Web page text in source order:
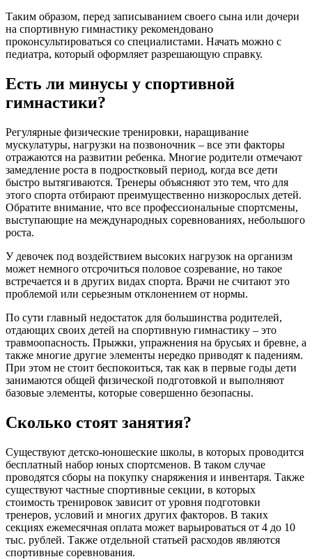
Таким образом, перед записыванием своего сына или дочери
на спортивную гимнастику рекомендовано
проконсультироваться со специалистами. Начать можно с
педиатра, который оформляет разрешающую справку.
Есть ли минусы у спортивной
гимнастики?
Регулярные физические тренировки, наращивание
мускулатуры, нагрузки на позвоночник – все эти факторы
отражаются на развитии ребенка. Многие родители отмечают
замедление роста в подростковый период, когда все дети
быстро вытягиваются. Тренеры объясняют это тем, что для
этого спорта отбирают преимущественно низкорослых детей.
Обратите внимание, что все профессиональные спортсмены,
выступающие на международных соревнованиях, небольшого
роста.
У девочек под воздействием высоких нагрузок на организм
может немного отсрочиться половое созревание, но такое
встречается и в других видах спорта. Врачи не считают это
проблемой или серьезным отклонением от нормы.
По сути главный недостаток для большинства родителей,
отдающих своих детей на спортивную гимнастику – это
травмоопасность. Прыжки, упражнения на брусьях и бревне, а
также многие другие элементы нередко приводят к падениям.
При этом не стоит беспокоиться, так как в первые годы дети
занимаются общей физической подготовкой и выполняют
базовые элементы, которые совершенно безопасны.
Сколько стоят занятия?
Существуют детско-юношеские школы, в которых проводится
бесплатный набор юных спортсменов. В таком случае
проводятся сборы на покупку снаряжения и инвентаря. Также
существуют частные спортивные секции, в которых
стоимость тренировок зависит от уровня подготовки
тренеров, условий и многих других факторов. В таких
секциях ежемесячная оплата может варьироваться от 4 до 10
тыс. рублей. Также отдельной статьей расходов являются
спортивные соревнования.